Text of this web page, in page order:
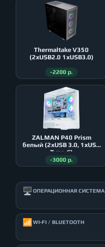
Thermaltake V350
(2xUSB2.0 1xUSB3.0)
-2200 р.
ZALMAN P40 Prism
белый (2xUSB 3.0, 1xUSB
Type-C)
-3000 р.
🖥️ ОПЕРАЦИОННАЯ СИСТЕМА
📶 WI-FI / BLUETOOTH